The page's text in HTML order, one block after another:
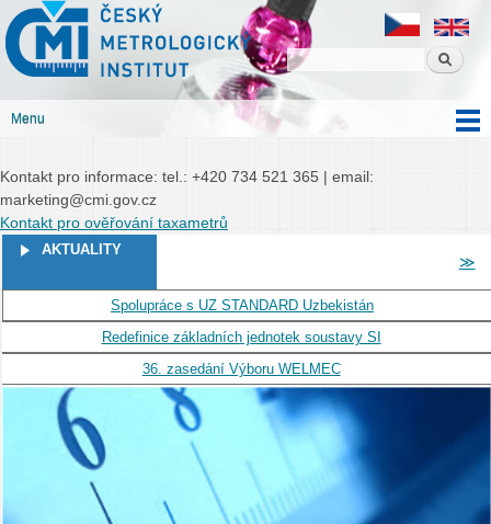
obsahu
Český metrologický institut
Český
metrologický
institut
Menu
Kontakt pro informace: tel.: +420 734 521 365 | email:
marketing@cmi.gov.cz
Kontakt pro ověřování taxametrů
AKTUALITY
Spolupráce s UZ STANDARD Uzbekistán
Redefinice základních jednotek soustavy SI
36. zasedání Výboru WELMEC
STRÁNKY
≫